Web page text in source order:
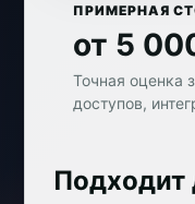
ПРИМЕРНАЯ
от 5
Точная оценка
доступов,
Подходит